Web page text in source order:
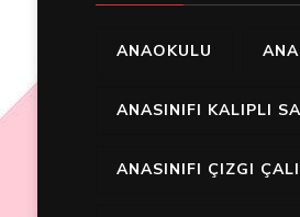
ANAOKULU
ANASINIFI KALIPLI
ANASINIFI ÇIZGI